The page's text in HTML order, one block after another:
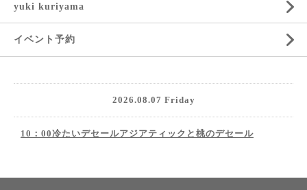
yuki kuriyama
イベント予約
2026.08.07 Friday
10：00冷たいデセールアジアティックと桃のデセール